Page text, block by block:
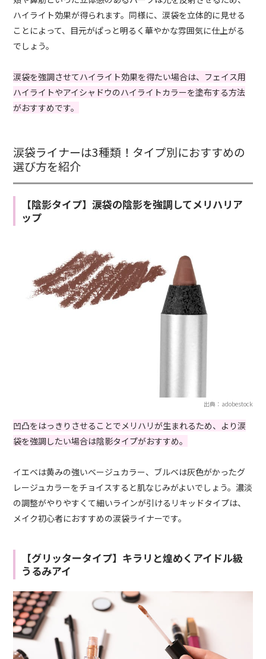
ハイライト効果が得られます。同様に、涙袋を立体的に見せる
ことによって、目元がぱっと明るく華やかな雰囲気に仕上がる
でしょう。
涙袋を強調させてハイライト効果を得たい場合は、フェイス用
ハイライトやアイシャドウのハイライトカラーを塗布する方法
がおすすめです。
涙袋ライナーは3種類！タイプ別におすすめの
選び方を紹介
【陰影タイプ】涙袋の陰影を強調してメリハリア
ップ
出典：adobestock
凹凸をはっきりさせることでメリハリが生まれるため、より涙
袋を強調したい場合は陰影タイプがおすすめ。
イエベは黄みの強いベージュカラー、ブルベは灰色がかったグ
レージュカラーをチョイスすると肌なじみがよいでしょう。濃淡
の調整がやりやすくて細いラインが引けるリキッドタイプは、
メイク初心者におすすめの涙袋ライナーです。
【グリッタータイプ】キラリと煌めくアイドル級
うるみアイ